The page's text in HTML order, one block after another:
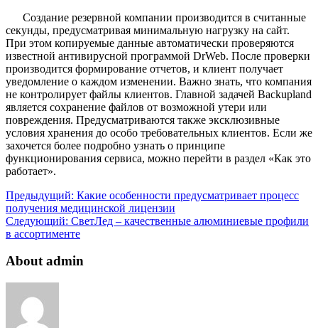
Создание резервной компании производится в считанные
секунды, предусматривая минимальную нагрузку на сайт.
При этом копируемые данные автоматически проверяются
известной антивирусной программой DrWeb. После проверки
производится формирование отчетов, и клиент получает
уведомление о каждом изменении. Важно знать, что компания
не контролирует файлы клиентов. Главной задачей Backupland
является сохранение файлов от возможной утери или
повреждения. Предусматриваются также эксклюзивные
условия хранения до особо требовательных клиентов. Если же
захочется более подробно узнать о принципе
функционирования сервиса, можно перейти в раздел «Как это
работает».
Предыдущий: Какие особенности предусматривает процесс
получения медицинской лицензии
Следующий: СветЛед – качественные алюминиевые профили
в ассортименте
About admin